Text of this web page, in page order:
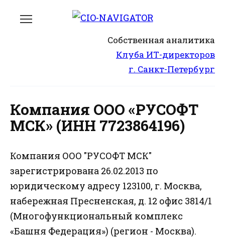
Собственная аналитика
Клуба ИТ-директоров
г. Санкт-Петербург
Компания ООО «РУСОФТ
МСК» (ИНН 7723864196)
Компания ООО "РУСОФТ МСК"
зарегистрирована 26.02.2013 по
юридическому адресу 123100, г. Москва,
набережная Пресненская, д. 12 офис 3814/1
(Многофункциональный комплекс
«Башня Федерация») (регион - Москва).